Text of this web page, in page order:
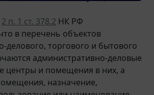
2 п. 1 ст. 378.2 НК РФ
в перечень объектов
делового, торгового и бытового
административно-деловые
центры и помещения в них, а
назначение,